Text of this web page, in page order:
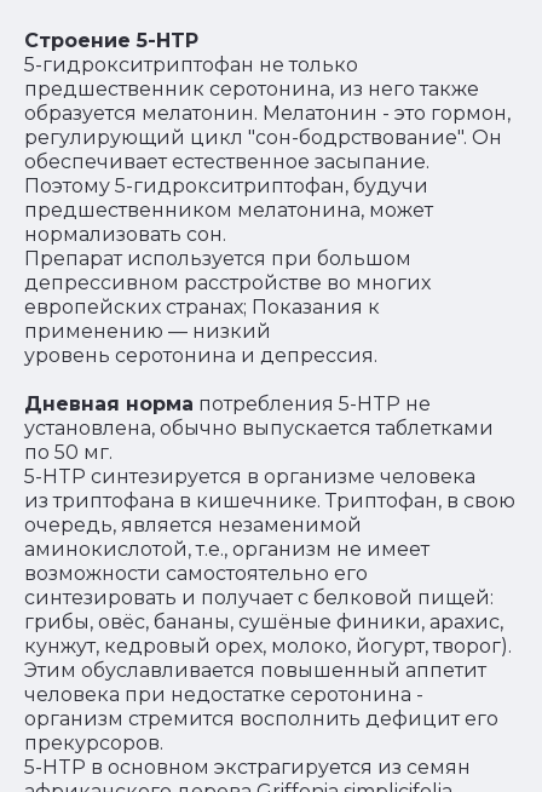
Строение 5-HTP
5-гидрокситриптофан не только
предшественник серотонина, из него также
образуется мелатонин. Мелатонин - это гормон,
регулирующий цикл "сон-бодрствование". Он
обеспечивает естественное засыпание.
Поэтому 5-гидрокситриптофан, будучи
предшественником мелатонина, может
нормализовать сон.
Препарат используется при большом
депрессивном расстройстве во многих
европейских странах; Показания к
применению — низкий
уровень серотонина и депрессия.
Дневная норма потребления 5-HTP не
установлена, обычно выпускается таблетками
по 50 мг.
5-HTP синтезируется в организме человека
из триптофана в кишечнике. Триптофан, в свою
очередь, является незаменимой
аминокислотой, т.е., организм не имеет
возможности самостоятельно его
синтезировать и получает с белковой пищей:
грибы, овёс, бананы, сушёные финики, арахис,
кунжут, кедровый орех, молоко, йогурт, творог).
Этим обуславливается повышенный аппетит
человека при недостатке серотонина -
организм стремится восполнить дефицит его
прекурсоров.
5-HTP в основном экстрагируется из семян